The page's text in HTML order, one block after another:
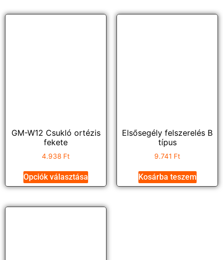
GM-W12 Csukló ortézis
fekete
4.938 Ft
Opciók választása
Elsősegély felszerelés B
típus
9.741 Ft
Kosárba teszem